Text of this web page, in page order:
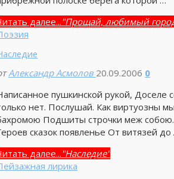
далее... "Прощай, любимый
Александр Асмолов 20.09.2006 0
пушкинской рукой, Доселе
нет. Послушай. Как виртуозны
Подшиты строчки меж
сказок появленье От витязей
далее... "Наследие"
лирика